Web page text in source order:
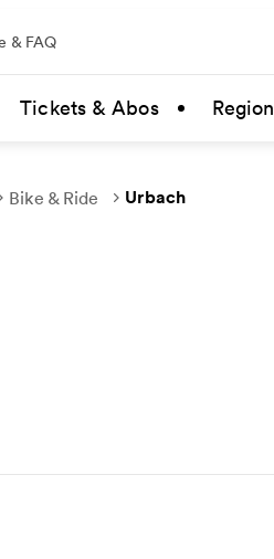
& FAQ
Tickets & Abos
Bike & Ride Urbach